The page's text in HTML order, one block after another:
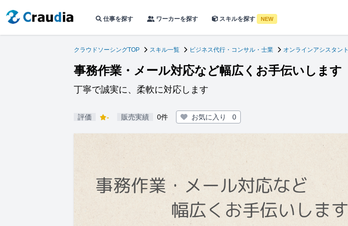
仕事を探す ワーカーを探す スキルを探す NEW
クラウドソーシングTOP スキル一覧 ビジネス代行・コンサル・士業 オンラインアシスタント
事務作業・メール対応など幅広くお手伝いします
丁寧で誠実に、柔軟に対応します
評価 - 販売実績 0件 お気に入り 0